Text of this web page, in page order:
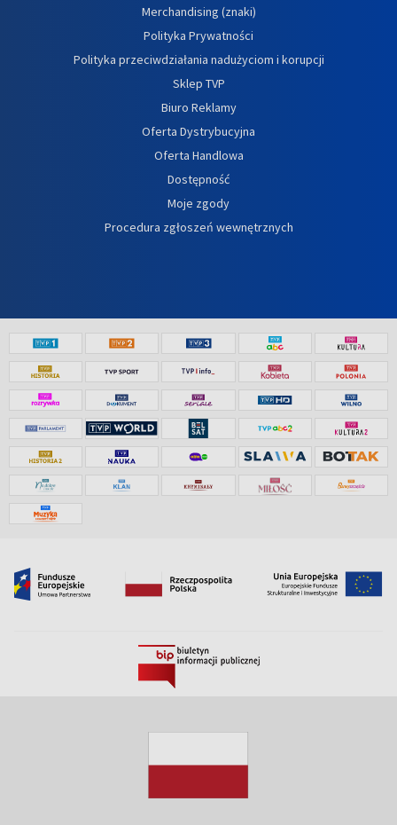
Merchandising (znaki)
Polityka Prywatności
Polityka przeciwdziałania nadużyciom i korupcji
Sklep TVP
Biuro Reklamy
Oferta Dystrybucyjna
Oferta Handlowa
Dostępność
Moje zgody
Procedura zgłoszeń wewnętrznych